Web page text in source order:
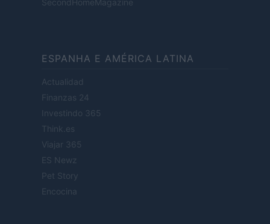
SecondHomeMagazine
ESPANHA E AMÉRICA LATINA
Actualidad
Finanzas 24
Investindo 365
Think.es
Viajar 365
ES Newz
Pet Story
Encocina